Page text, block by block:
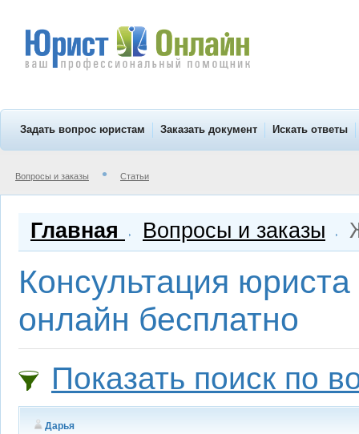
Задать вопрос юристам Заказать документ Искать ответы
Вопросы и заказы • Статьи
Главная Вопросы и заказы
Консультация
онлайн бесплатно
Показать поиск по
Дарья